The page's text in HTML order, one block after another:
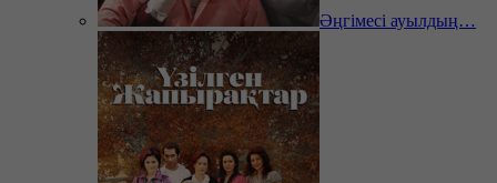
Әңгімесі ауылдың…